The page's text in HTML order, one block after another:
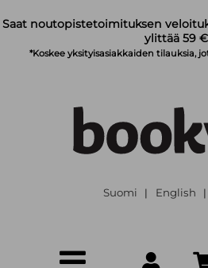
Saat noutopistetoimituksen
ylittää 59
*Koskee yksityisasiakkaiden tilauksia,
Suomi | English |